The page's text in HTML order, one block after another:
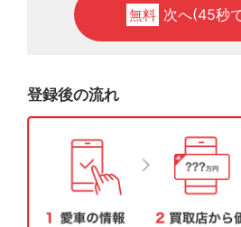
無料 次へ(45秒
登録後の流れ